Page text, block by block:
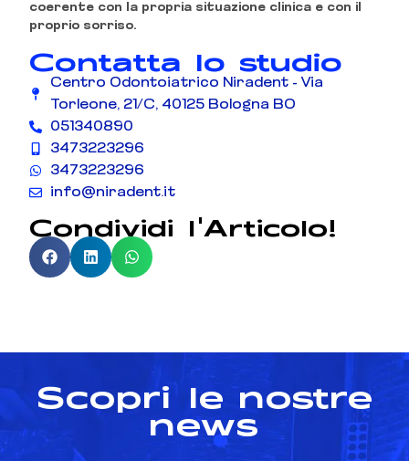
coerente con la propria situazione clinica e con il
proprio sorriso.
Contatta lo studio
Centro Odontoiatrico Niradent - Via
Torleone, 21/C, 40125 Bologna BO
051340890
3473223296
3473223296
info@niradent.it
Condividi l'Articolo!
Scopri le nostre
news